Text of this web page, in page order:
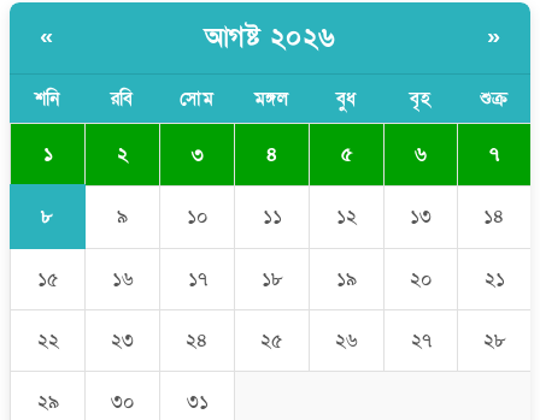
ওয়াজেদ জয়
সাকিব আল হাসানের বাড়িতে আগুন, পেট্রলবোমা বিস্ফোরণ
« আগষ্ট ২০২৬ »
শনি রবি সোম মঙ্গল বুধ বৃহ শুক্র
১ ২ ৩ ৪ ৫ ৬ ৭
৮ ৯ ১০ ১১ ১২ ১৩ ১৪
১৫ ১৬ ১৭ ১৮ ১৯ ২০ ২১
২২ ২৩ ২৪ ২৫ ২৬ ২৭ ২৮
২৯ ৩০ ৩১